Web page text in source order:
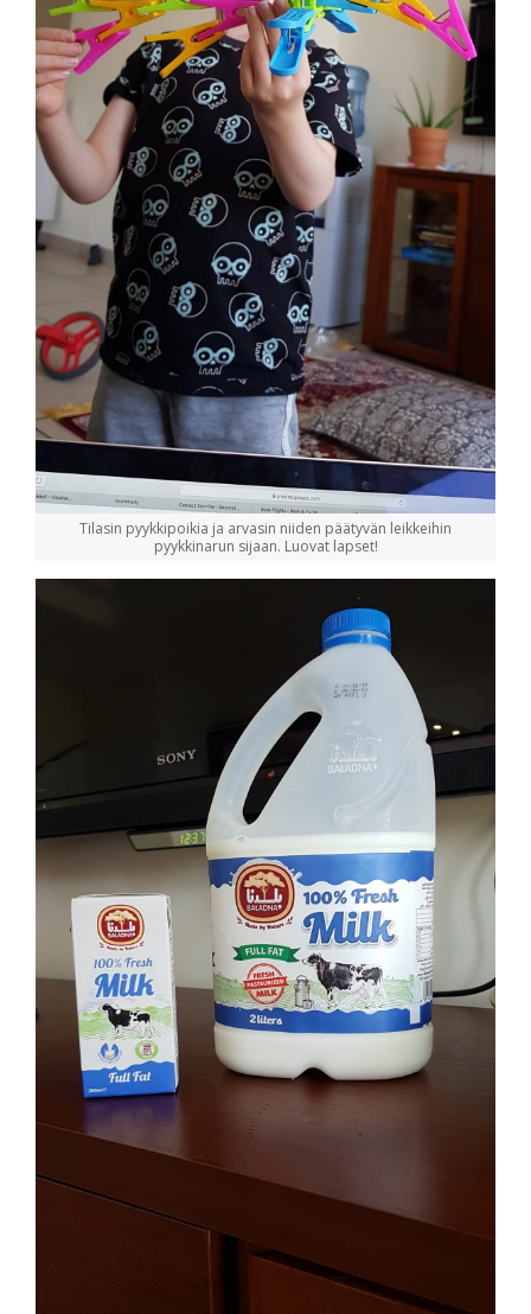
Tilasin pyykkipoikia ja arvasin niiden päätyvän leikkeihin
pyykkinarun sijaan. Luovat lapset!